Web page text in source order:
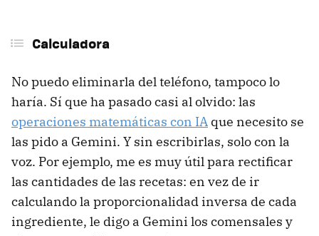
Calculadora
No puedo eliminarla del teléfono, tampoco lo
haría. Sí que ha pasado casi al olvido: las
operaciones matemáticas con IA que necesito se
las pido a Gemini. Y sin escribirlas, solo con la
voz. Por ejemplo, me es muy útil para rectificar
las cantidades de las recetas: en vez de ir
calculando la proporcionalidad inversa de cada
ingrediente, le digo a Gemini los comensales y